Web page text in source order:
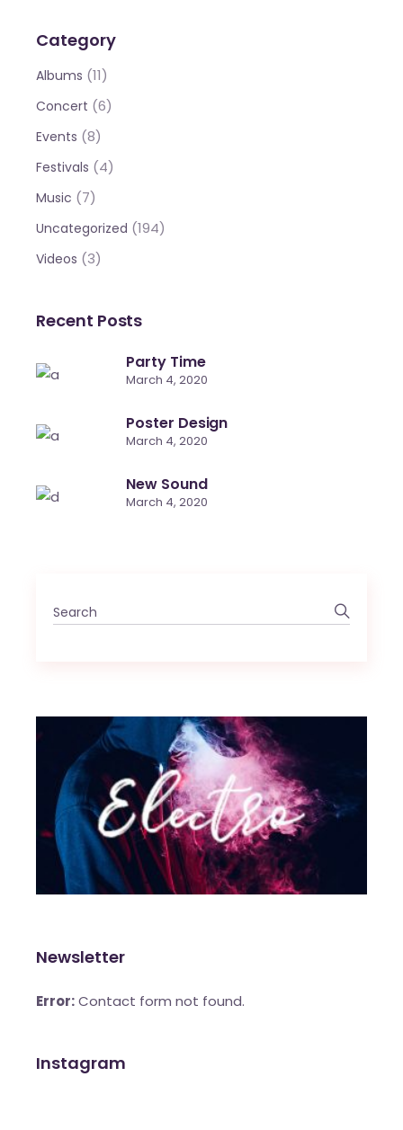
Category
Albums (11)
Concert (6)
Events (8)
Festivals (4)
Music (7)
Uncategorized (194)
Videos (3)
Recent Posts
Party Time
March 4, 2020
Poster Design
March 4, 2020
New Sound
March 4, 2020
Newsletter
Error:Contact form not found.
Instagram